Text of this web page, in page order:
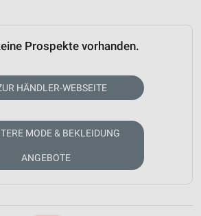
Prospekte vorhanden.
HÄNDLER-WEBSEITE
MODE & BEKLEIDUNG
ANGEBOTE